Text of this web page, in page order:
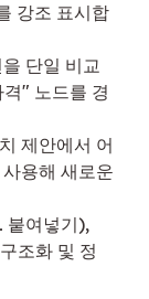
강조 표시합
단일 비교
" 노드를 경
제안에서 어
용해 새로운
붙여넣기),
조화 및 정